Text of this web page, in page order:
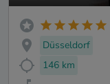
Düsseldorf
146 km